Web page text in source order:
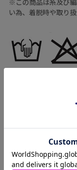
い為、着脱時や取り
ATTENTION